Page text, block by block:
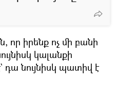
որ իրենք ոչ մի բանի
կալանքի
դա նույնիսկ պատիվ է